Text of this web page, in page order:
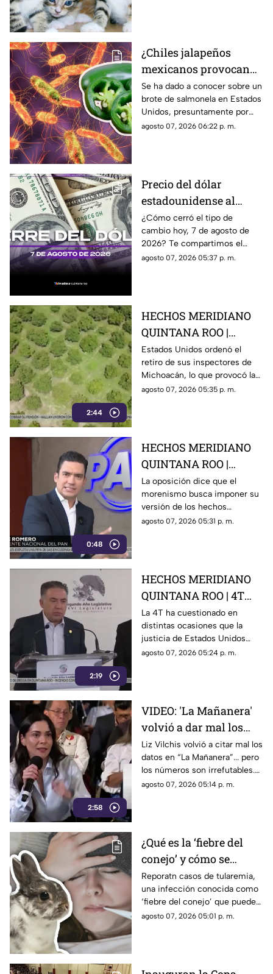
¿Chiles jalapeños
mexicanos provocan
brote de salmonela en
Estados Unidos? Esto
debes saber
Se ha dado a conocer sobre un
brote de salmonela en Estados
Unidos, presuntamente por
chiles jalapeños mexicanos,
agosto 07, 2026 06:22 p. m.
Precio del dólar
estadounidense al
CIERRE de HOY, viernes
7 de agosto de 2026, en
Cancún
¿Cómo cerró el tipo de
cambio hoy, 7 de agosto de
2026? Te compartimos el
precio del dólar al cierre de
agosto 07, 2026 05:37 p. m.
2:44
HECHOS MERIDIANO
QUINTANA ROO |
E.E.U.U retira a sus
inspectores en
Michoacán y provocá
la suspensión de
Estados Unidos ordenó el
retiro de sus inspectores de
Michoacán, lo que provocó la
suspensión de las
agosto 07, 2026 05:35 p. m.
0:48
HECHOS MERIDIANO
QUINTANA ROO |
Oposición señala que el
morenismo quiere
imponer su versión de
los hechos usando la
La oposición dice que el
morenismo busca imponer su
versión de los hechos
mediante la censura, callar los
agosto 07, 2026 05:31 p. m.
2:19
HECHOS MERIDIANO
QUINTANA ROO | 4T
sigue cuestionando los
señalamientos de
E.E.U.U contra
narc0polít1c0s como
La 4T ha cuestionado en
distintas ocasiones que la
justicia de Estados Unidos
proceda contra presuntos
Rocha Moya, Enrique Inzunza y
otros funcionarios morenistas.
agosto 07, 2026 05:24 p. m.
2:58
VIDEO: 'La Mañanera'
volvió a dar mal los
datos: TV Azteca es el
medio tradicional con
mayor alcance y
credibilidad de México
Liz Vilchis volvió a citar mal los
datos en “La Mañanera”... pero
los números son irrefutables.
El estudio internacional de
evidencia, nadie puede.
agosto 07, 2026 05:14 p. m.
¿Qué es la ‘fiebre del
conejo’ y cómo se
contagia? Reportan
casos de tularemia y
genera alerta en la
población
Reporatn casos de tularemia,
una infección conocida como
‘fiebre del conejo’ que puede
resultar muy grave. Te
agosto 07, 2026 05:01 p. m.